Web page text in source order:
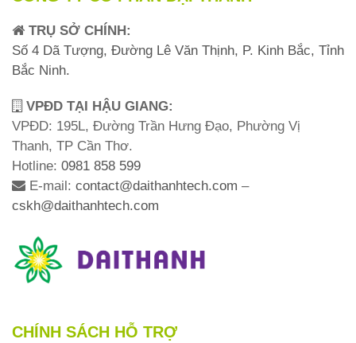
TRỤ SỞ CHÍNH:
Số 4 Dã Tượng, Đường Lê Văn Thịnh, P. Kinh Bắc, Tỉnh
Bắc Ninh.
VPĐD TẠI HẬU GIANG:
VPĐD: 195L, Đường Trần Hưng Đạo, Phường Vị
Thanh, TP Cần Thơ.
Hotline: 0981 858 599
E-mail: contact@daithanhtech.com –
cskh@daithanhtech.com
CHÍNH SÁCH HỖ TRỢ